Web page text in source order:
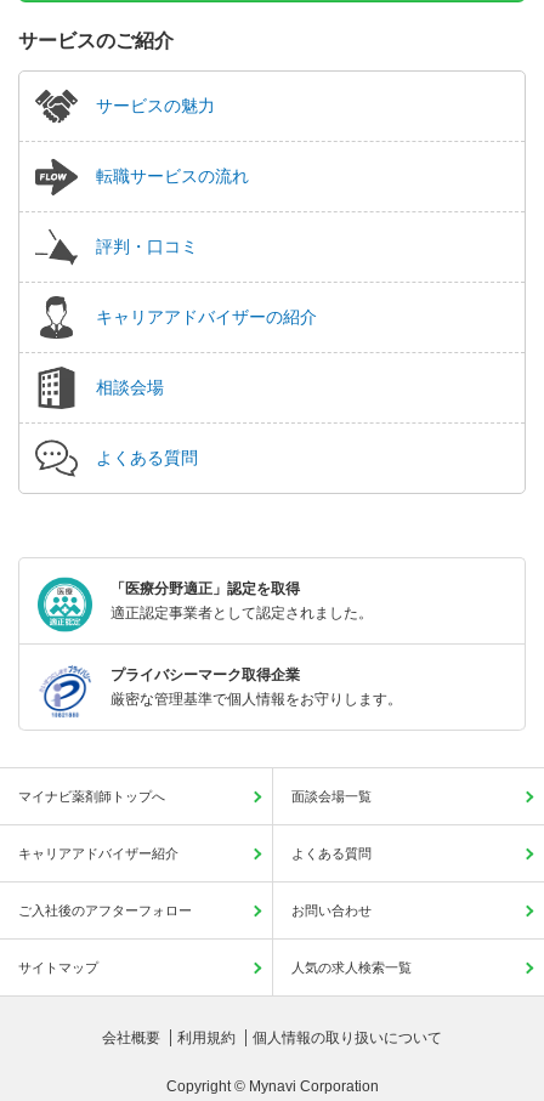
サービスのご紹介
サービスの魅力
転職サービスの流れ
評判・口コミ
キャリアアドバイザーの紹介
相談会場
よくある質問
「医療分野適正」認定を取得
適正認定事業者として認定されました。
プライバシーマーク取得企業
厳密な管理基準で個人情報をお守りします。
マイナビ薬剤師トップへ 面談会場一覧
キャリアアドバイザー紹介 よくある質問
ご入社後のアフターフォロー お問い合わせ
サイトマップ 人気の求人検索一覧
会社概要 利用規約 個人情報の取り扱いについて
Copyright © Mynavi Corporation